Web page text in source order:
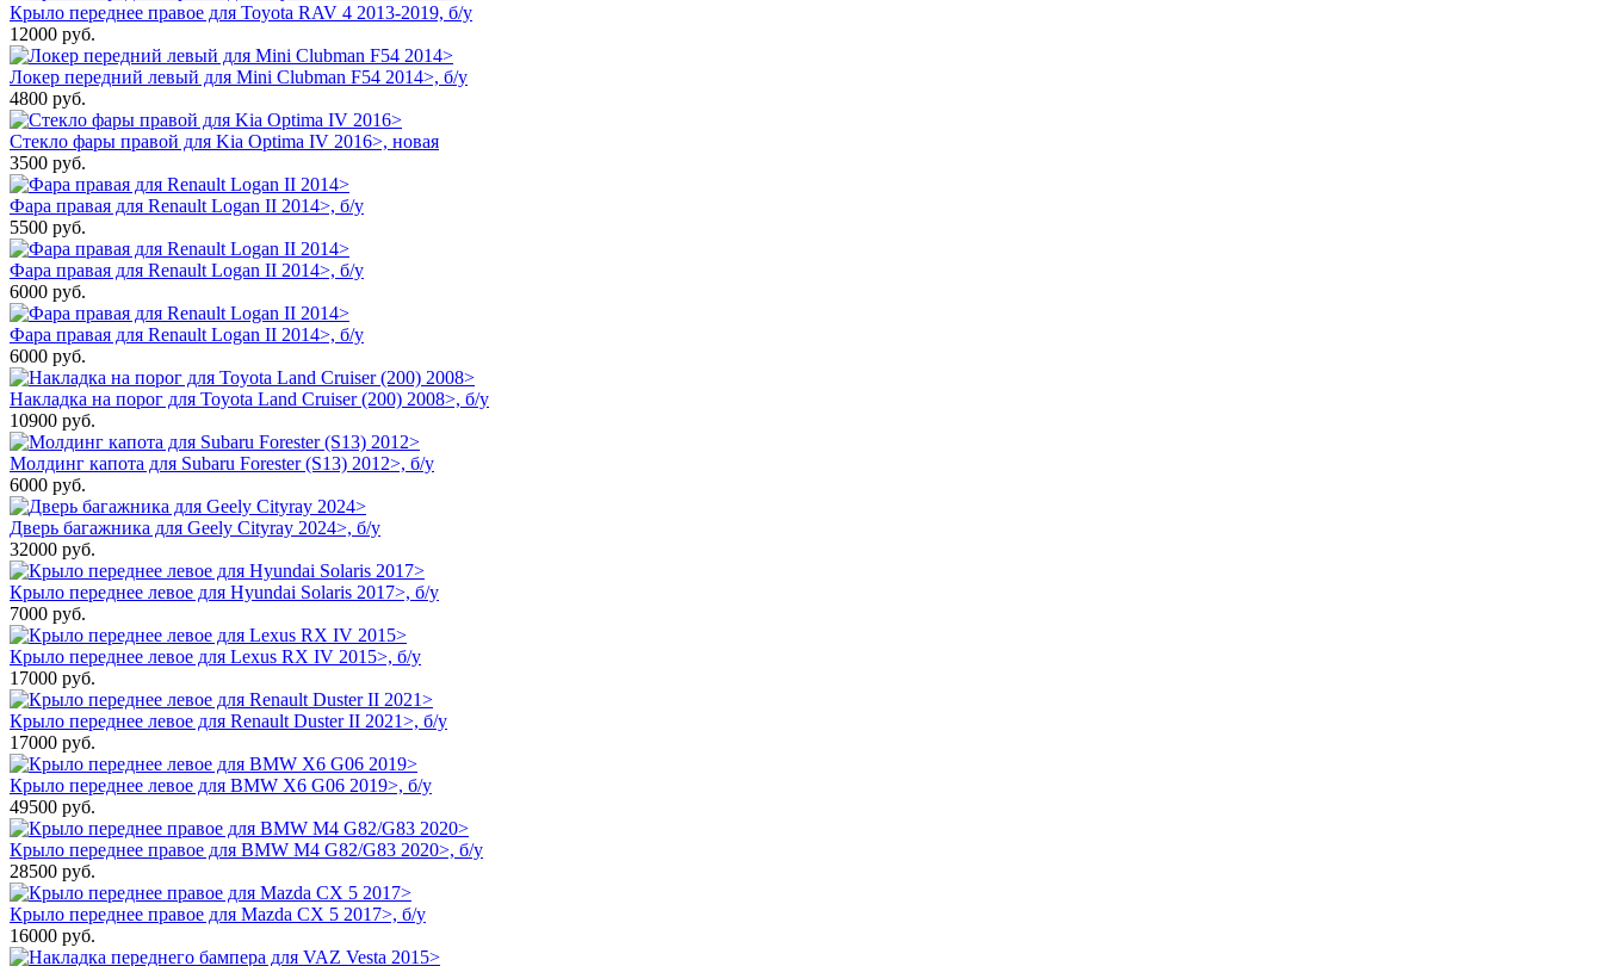
Крыло переднее правое для Toyota RAV 4 2013-2019, б/у
12000 руб.
Локер передний левый для Mini Clubman F54 2014>, б/у
4800 руб.
Стекло фары правой для Kia Optima IV 2016>, новая
3500 руб.
Фара правая для Renault Logan II 2014>, б/у
5500 руб.
Фара правая для Renault Logan II 2014>, б/у
6000 руб.
Фара правая для Renault Logan II 2014>, б/у
6000 руб.
Накладка на порог для Toyota Land Cruiser (200) 2008>, б/у
10900 руб.
Молдинг капота для Subaru Forester (S13) 2012>, б/у
6000 руб.
Дверь багажника для Geely Cityray 2024>, б/у
32000 руб.
Крыло переднее левое для Hyundai Solaris 2017>, б/у
7000 руб.
Крыло переднее левое для Lexus RX IV 2015>, б/у
17000 руб.
Крыло переднее левое для Renault Duster II 2021>, б/у
17000 руб.
Крыло переднее левое для BMW X6 G06 2019>, б/у
49500 руб.
Крыло переднее правое для BMW M4 G82/G83 2020>, б/у
28500 руб.
Крыло переднее правое для Mazda CX 5 2017>, б/у
16000 руб.